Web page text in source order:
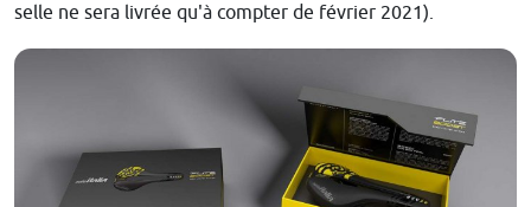
selle ne sera livrée qu'à compter de février 2021).